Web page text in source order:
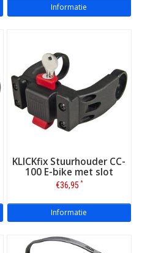
Informatie
KLICKfix Stuurhouder CC-
100 E-bike met slot
€36,95 *
Informatie